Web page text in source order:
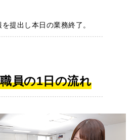
提出し本日の業務終了。
員の1日の流れ